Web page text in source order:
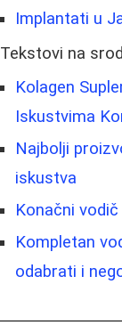
Implantati u
Tekstovi na
Kolagen
Iskustvima
Najbolji
iskustva
Konačni
Kompletan
odabrati i